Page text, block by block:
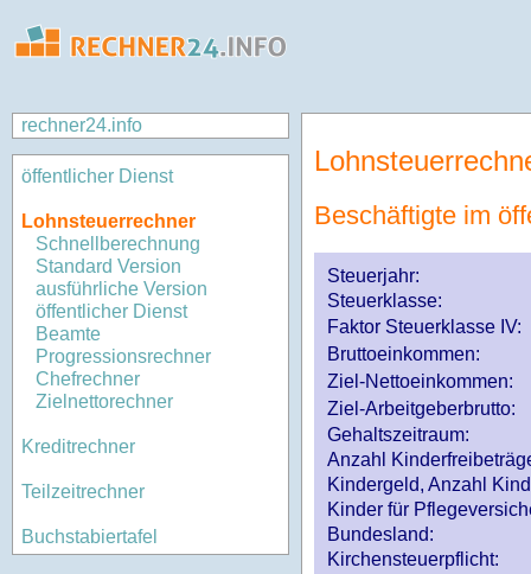
rechner24.info
öffentlicher Dienst
Lohnsteuerrechner
Schnellberechnung
Standard Version
ausführliche Version
öffentlicher Dienst
Beamte
Progressionsrechner
Chefrechner
Zielnettorechner
Kreditrechner
Teilzeitrechner
Buchstabiertafel
Beschäftigte im
Steuerjahr:
Steuerklasse:
Faktor Steuerklasse IV:
Bruttoeinkommen:
Ziel-Nettoeinkommen:
Ziel-Arbeitgeberbrutto:
Gehaltszeitraum:
Anzahl
Kindergeld, Anzahl
Kinder für
Bundesland:
Kirchensteuerpflicht: